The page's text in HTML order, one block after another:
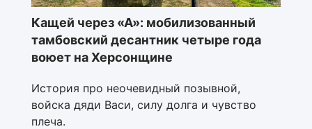
Кащей через «А»: мобилизованный
тамбовский десантник четыре года
воюет на Херсонщине
История про неочевидный позывной,
войска дяди Васи, силу долга и чувство
плеча.